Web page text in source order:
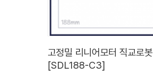
고정밀 리니어모터 직교로봇
[SDL188-C3]